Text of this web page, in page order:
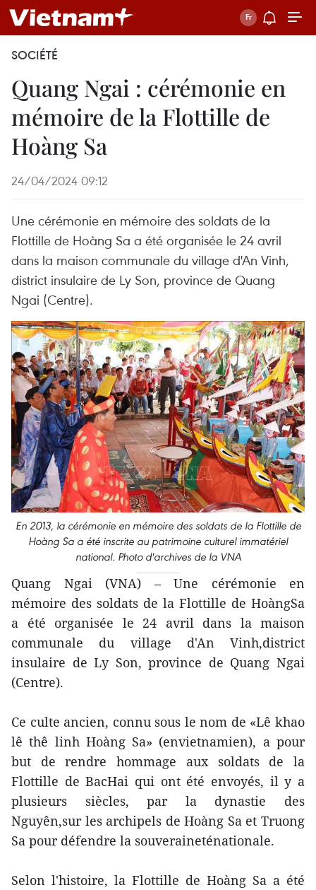
SOCIÉTÉ
Quang Ngai : cérémonie en
mémoire de la Flottille de
Hoàng Sa
24/04/2024 09:12
Une cérémonie en mémoire des soldats de la
Flottille de Hoàng Sa a été organisée le 24 avril
dans la maison communale du village d'An Vinh,
district insulaire de Ly Son, province de Quang
Ngai (Centre).
En 2013, la cérémonie en mémoire des soldats de la Flottille de
Hoàng Sa a été inscrite au patrimoine culturel immatériel
national. Photo d'archives de la VNA
Quang Ngai (VNA) – Une cérémonie en
mémoire des soldats de la Flottille de HoàngSa
a été organisée le 24 avril dans la maison
communale du village d'An Vinh,district
insulaire de Ly Son, province de Quang Ngai
(Centre).
Ce culte ancien, connu sous le nom de «Lê khao
lê thê linh Hoàng Sa» (envietnamien), a pour
but de rendre hommage aux soldats de la
Flottille de BacHai qui ont été envoyés, il y a
plusieurs siècles, par la dynastie des
Nguyên,sur les archipels de Hoàng Sa et Truong
Sa pour défendre la souveraineténationale.
Selon l'histoire, la Flottille de Hoàng Sa a été